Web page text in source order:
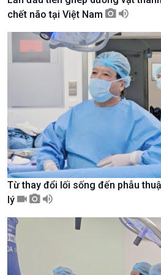
Kinh tế
Tin Kinh tế
Trước giờ mở cửa
Dòng chảy Kinh tế
Sức sống hàng Việt
Khởi nghiệp
Tuyên chiến với gian lận
thương mại
chết não tại Việt Nam
Từ thay đổi lối sống đến phẫu
lý